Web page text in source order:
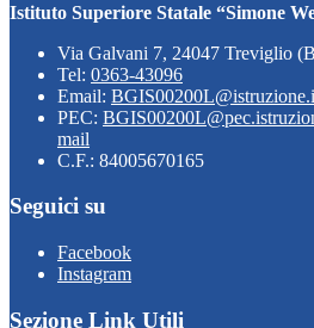
Istituto Superiore Statale “Simone
Via Galvani 7, 24047 Treviglio
Tel: 0363-43096
Email:
PEC:
mail
C.F.: 84005670165
Seguici su
Facebook
Instagram
Sezione Link Utili